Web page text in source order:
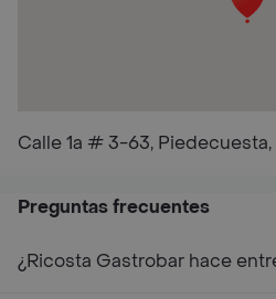
Calle 1a # 3-63,
Preguntas frecuentes
¿Ricosta Gastrobar hace